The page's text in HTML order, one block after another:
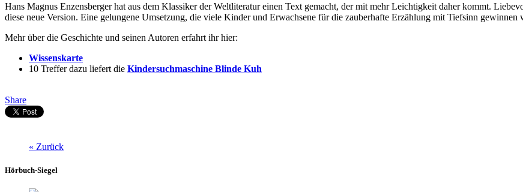
Hans Magnus Enzensberger hat aus dem Klassiker der Weltliteratur einen Text gemacht, der mit mehr Leichtigkeit daher kommt.
diese neue Version. Eine gelungene Umsetzung, die viele Kinder und Erwachsene für die zauberhafte Erzählung mit Tiefsinn gewinnen
Mehr über die Geschichte und seinen Autoren erfahrt ihr hier:
Wissenskarte
10 Treffer dazu liefert die Kindersuchmaschine Blinde Kuh
Share
« Zurück
Hörbuch-Siegel